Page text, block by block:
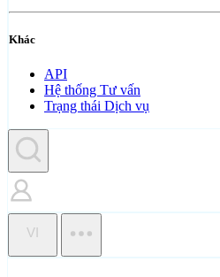
Khác
API
Hệ thống Tư vấn
Trạng thái Dịch vụ
VI